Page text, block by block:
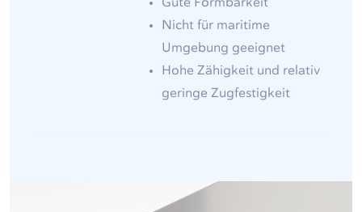
Nicht für maritime
Umgebung geeignet
Hohe Zähigkeit und relativ
geringe Zugfestigkeit